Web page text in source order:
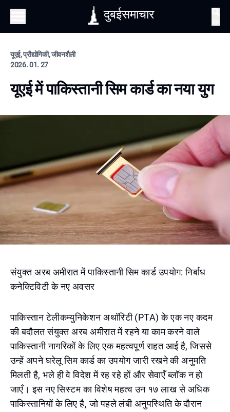
दुबईसमाचार
यूएई, प्रौद्योगिकी, जीवनशैली
2026. 01. 27
यूएई में पाकिस्तानी सिम कार्ड का नया युग
संयुक्त अरब अमीरात में पाकिस्तानी सिम कार्ड उपयोग: निर्बाध
कनेक्टिविटी के नए अवसर
पाकिस्तान टेलीकम्युनिकेशन अथॉरिटी (PTA) के एक नए कदम
की बदौलत संयुक्त अरब अमीरात में रहने या काम करने वाले
पाकिस्तानी नागरिकों के लिए एक महत्वपूर्ण राहत आई है, जिससे
उन्हें अपने घरेलू सिम कार्ड का उपयोग जारी रखने की अनुमति
मिलती है, भले ही वे विदेश में रह रहे हों और सेवाएँ ब्लॉक न हो
जाएँ। इस नए सिस्टम का विशेष महत्व उन १७ लाख से अधिक
पाकिस्तानियों के लिए है, जो पहले लंबी अनुपस्थिति के दौरान